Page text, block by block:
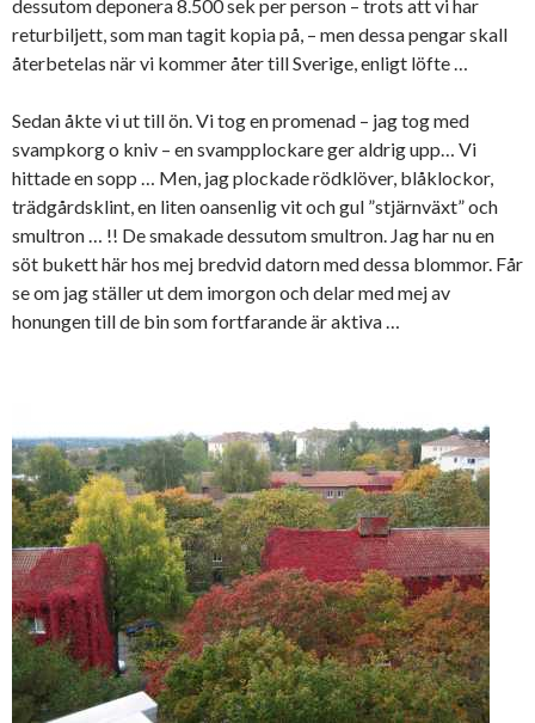
dessutom deponera 8.500 sek per person – trots att vi har
returbiljett, som man tagit kopia på, – men dessa pengar skall
återbetelas när vi kommer åter till Sverige, enligt löfte …
Sedan åkte vi ut till ön. Vi tog en promenad – jag tog med
svampkorg o kniv – en svampplockare ger aldrig upp… Vi
hittade en sopp … Men, jag plockade rödklöver, blåklockor,
trädgårdsklint, en liten oansenlig vit och gul ”stjärnväxt” och
smultron … !! De smakade dessutom smultron. Jag har nu en
söt bukett här hos mej bredvid datorn med dessa blommor. Får
se om jag ställer ut dem imorgon och delar med mej av
honungen till de bin som fortfarande är aktiva …